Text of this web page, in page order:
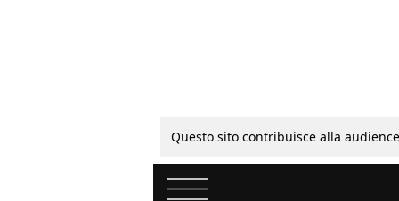
Questo sito contribuisce alla
Vai al contenuto